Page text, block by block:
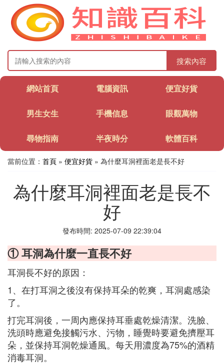
搜索內容
網站首頁 電腦資訊 便宜好貨
男生女生 手機信息 眼觀萬物
尋物指南 半夜時分 軟體百科
當前位置： 首頁 » 便宜好貨 » 為什麼耳洞裡面老是長不好
為什麼耳洞裡面老是長不
好
發布時間: 2025-07-09 22:39:04
① 耳洞為什麼一直長不好
耳洞長不好的原因：
1、在打耳洞之後沒有保持耳朵的乾爽，耳洞處感染
了。
打完耳洞後，一周內應保持耳垂處乾燥清潔。洗臉、
洗頭時應避免接觸污水、污物，睡覺時要避免擠壓耳
朵，並保持耳洞乾燥通風。每天用濃度為75%的酒精
消毒耳洞。